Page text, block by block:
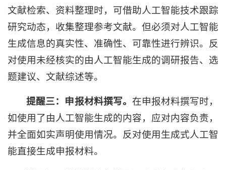
文献检索、资料整理时，可借助人工智能技术跟踪
研究动态，收集整理参考文献。但必须对人工智能
生成信息的真实性、准确性、可靠性进行辨识。反
对使用未经核实的由人工智能生成的调研报告、选
题建议、文献综述等。
提醒三： 申报材料撰写。 在申报材料撰写时，
如使用了由人工智能生成的内容，应对内容负责，
并全面如实声明使用情况。反对使用生成式人工智
能直接生成申报材料。